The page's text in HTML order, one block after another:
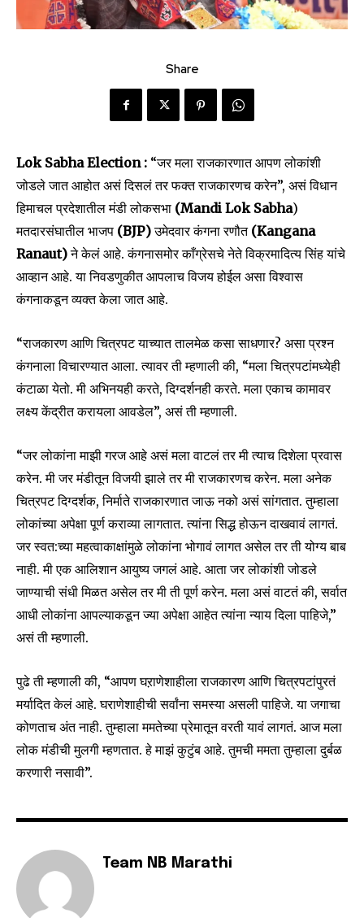
Join our community of
SUBSCRIBERS and be part of the
conversation.
To subscribe, simply enter your email address on our website
or click the subscribe button below. Don't worry, we respect
safe with us.
I've read and accept thePrivacy Policy.
6,300
Fans
Share
Lok Sabha Election : “जर मला राजकारणात आपण लोकांशी
जोडले जात आहोत असं दिसलं तर फक्त राजकारणच करेन”, असं विधान
हिमाचल प्रदेशातील मंडी लोकसभा (Mandi Lok Sabha)
मतदारसंघातील भाजप (BJP)उमेदवार कंगना रणौत(Kangana
Ranaut)ने केलं आहे. कंगनासमोर काँग्रेसचे नेते विक्रमादित्य सिंह यांचे
आव्हान आहे. या निवडणुकीत आपलाच विजय होईल असा विश्वास
कंगनाकडून व्यक्त केला जात आहे.
“राजकारण आणि चित्रपट याच्यात तालमेळ कसा साधणार? असा प्रश्न
कंगनाला विचारण्यात आला. त्यावर ती म्हणाली की, “मला चित्रपटांमध्येही
कंटाळा येतो. मी अभिनयही करते, दिग्दर्शनही करते. मला एकाच कामावर
लक्ष्य केंद्रीत करायला आवडेल”, असं ती म्हणाली.
“जर लोकांना माझी गरज आहे असं मला वाटलं तर मी त्याच दिशेला प्रवास
करेन. मी जर मंडीतून विजयी झाले तर मी राजकारणच करेन. मला अनेक
चित्रपट दिग्दर्शक, निर्माते राजकारणात जाऊ नको असं सांगतात. तुम्हाला
लोकांच्या अपेक्षा पूर्ण कराव्या लागतात. त्यांना सिद्ध होऊन दाखवावं लागतं.
जर स्वत:च्या महत्वाकाक्षांमुळे लोकांना भोगावं लागत असेल तर ती योग्य बाब
नाही. मी एक आलिशान आयुष्य जगलं आहे. आता जर लोकांशी जोडले
जाण्याची संधी मिळत असेल तर मी ती पूर्ण करेन. मला असं वाटतं की, सर्वात
आधी लोकांना आपल्याकडून ज्या अपेक्षा आहेत त्यांना न्याय दिला पाहिजे,”
असं ती म्हणाली.
पुढे ती म्हणाली की, “आपण घऱाणेशाहीला राजकारण आणि चित्रपटांपुरतं
मर्यादित केलं आहे. घराणेशाहीची सर्वांना समस्या असली पाहिजे. या जगाचा
कोणताच अंत नाही. तुम्हाला ममतेच्या प्रेमातून वरती यावं लागतं. आज मला
लोक मंडीची मुलगी म्हणतात. हे माझं कुटुंब आहे. तुमची ममता तुम्हाला दुर्बळ
करणारी नसावी”.
Team NB Marathi